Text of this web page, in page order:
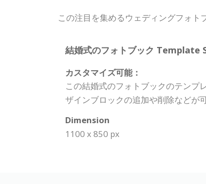
この注目を集めるウェディングフォト
結婚式のフォトブック Template
カスタマイズ可能：
この結婚式のフォトブックのテンプ
ザインブロックの追加や削除などが
Dimension
1100 x 850 px